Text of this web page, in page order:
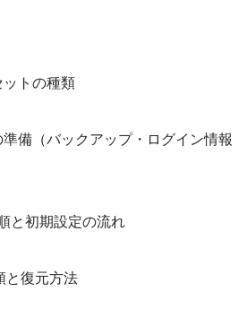
トの種類
備（バックアップ・ログイン情報
と初期設定の流れ
と復元方法